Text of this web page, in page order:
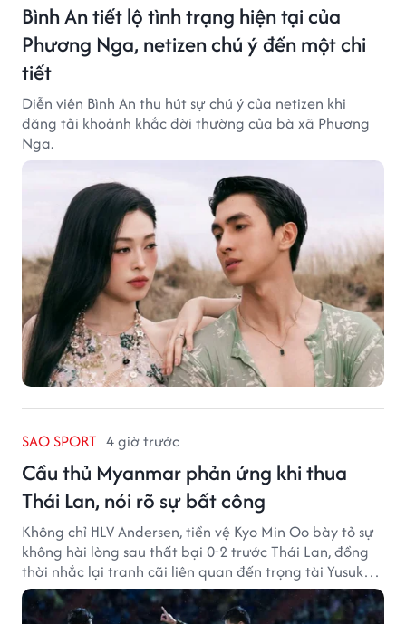
Bình An tiết lộ tình trạng hiện tại của
Phương Nga, netizen chú ý đến một chi
tiết
Diễn viên Bình An thu hút sự chú ý của netizen khi
đăng tải khoảnh khắc đời thường của bà xã Phương
Nga.
SAO SPORT 4 giờ trước
Cầu thủ Myanmar phản ứng khi thua
Thái Lan, nói rõ sự bất công
Không chỉ HLV Andersen, tiền vệ Kyo Min Oo bày tỏ sự
không hài lòng sau thất bại 0-2 trước Thái Lan, đồng
thời nhắc lại tranh cãi liên quan đến trọng tài Yusuke
Ohashi.